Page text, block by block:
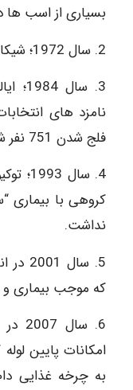
بسیاری از اسب ها
2. سال 1972؛ شیکاگو
3.
نامزد های
فلج شدن 751 نفر شدند.
4.
کروهی با بیماری
نداشت.
5.
که موجب بیماری و کشته شدن
6.
امکانات پایین
به چرخه غذایی